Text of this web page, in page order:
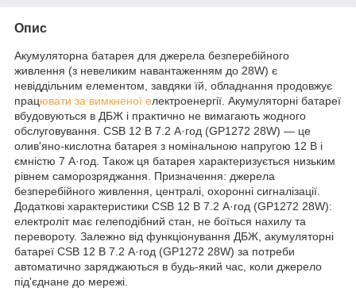
Опис
Акумуляторна батарея для джерела безперебійного
живлення (з невеликим навантаженням до 28W) є
невіддільним елементом, завдяки їй, обладнання продовжує
працювати за вимкненої електроенергії. Акумуляторні батареї
вбудовуються в ДБЖ і практично не вимагають жодного
обслуговування. CSB 12 В 7.2 А·год (GP1272 28W) — це
олив'яно-кислотна батарея з номінальною напругою 12 В і
ємністю 7 А·год. Також ця батарея характеризується низьким
рівнем саморозряджання. Призначення: джерела
безперебійного живлення, централі, охоронні сигналізації.
Додаткові характеристики CSB 12 В 7.2 А·год (GP1272 28W):
електроліт має гелеподібний стан, не боїться нахилу та
перевороту. Залежно від функціонування ДБЖ, акумуляторні
батареї CSB 12 В 7.2 А·год (GP1272 28W) за потреби
автоматично заряджаються в будь-який час, коли джерело
під'єднане до мережі.